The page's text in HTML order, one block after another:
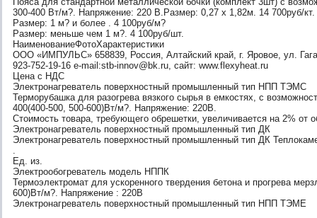
300-400 Вт/м?. Напряжение: 220 В.Размер: 0,27 х 1,82м. 14 700руб/кт.
Размер: 1 м? и более . 4 100руб/м?
Размер: меньше чем 1 м?. 4 100руб/шт.
НаименованиеФотоХарактеристики
ООО «ИМПУЛЬС» 658839, Россия, Алтайский край, г. Яровое, ул.
923-752-19-16 e-mail:stb-innov@bk.ru, сайт: www.flexyheat.ru
Цена с НДС
Электронагреватель поверхностный промышленный тип НПП ТЭМС
Терморубашка для разогрева вязкого сырья в емкостях, с
400(400-500, 500-600)Вт/м?. Напряжение: 220В.
Стоимость товара, требующего обрешетки, увеличивается на 2% от
Электронагреватель поверхностный промышленный тип ДК
Электронагреватель поверхностный промышленный тип ДК
Ед. из.
Электрообогреватель модель НППК
Термоэлектромат для ускоренного твердения бетона и прогрева
600)Вт/м?. Напряжение : 220В
Электронагреватель поверхностный промышленный тип НПП ТЭМЕ